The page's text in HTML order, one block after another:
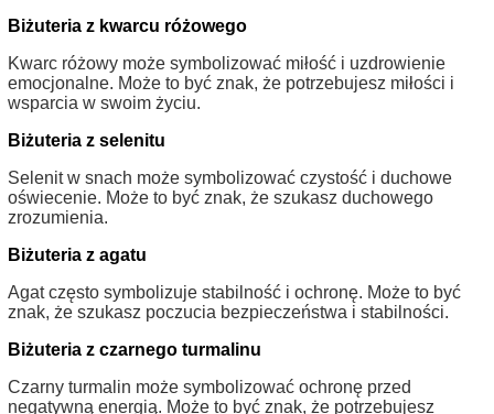
Biżuteria z kwarcu różowego
Kwarc różowy może symbolizować miłość i uzdrowienie
emocjonalne. Może to być znak, że potrzebujesz miłości i
wsparcia w swoim życiu.
Biżuteria z selenitu
Selenit w snach może symbolizować czystość i duchowe
oświecenie. Może to być znak, że szukasz duchowego
zrozumienia.
Biżuteria z agatu
Agat często symbolizuje stabilność i ochronę. Może to być
znak, że szukasz poczucia bezpieczeństwa i stabilności.
Biżuteria z czarnego turmalinu
Czarny turmalin może symbolizować ochronę przed
negatywną energią. Może to być znak, że potrzebujesz